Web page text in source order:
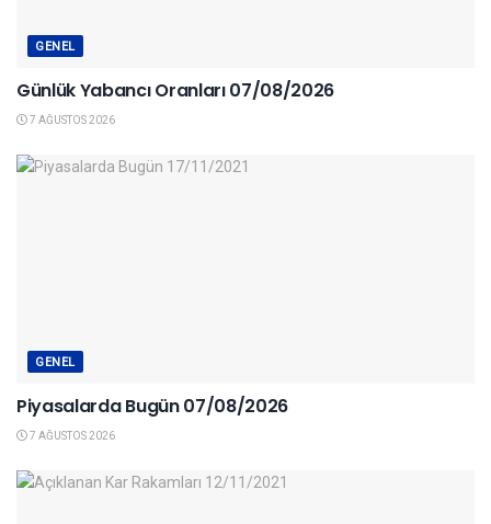
GENEL
Günlük Yabancı Oranları 07/08/2026
7 AĞUSTOS 2026
GENEL
Piyasalarda Bugün 07/08/2026
7 AĞUSTOS 2026